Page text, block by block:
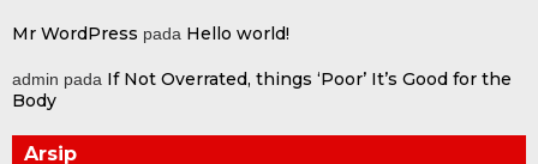
Mr WordPress pada Hello world!
admin pada If Not Overrated, things ‘Poor’ It’s Good for the
Body
Arsip